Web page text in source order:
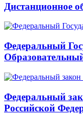
Дистанционное
Федеральный
Федеральный
Российской